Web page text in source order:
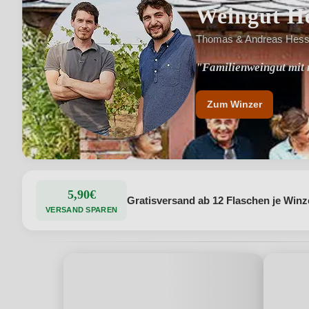
Weingut
Thomas & Andreas
"Familienweingut mit
"Individuelle und
Zum Winzer
5,90€
VERSAND SPAREN
Gratisversand ab 12 Flaschen je